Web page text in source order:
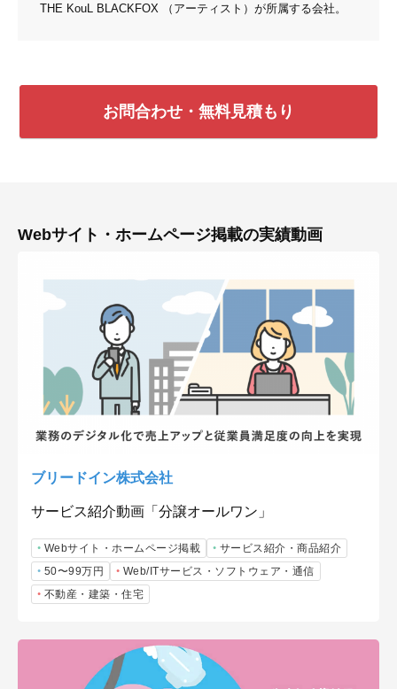
THE KouL BLACKFOX （アーティスト）が所属する会社。
お問合わせ・無料見積もり
Webサイト・ホームページ掲載の実績動画
ブリードイン株式会社
サービス紹介動画「分譲オールワン」
Webサイト・ホームページ掲載
サービス紹介・商品紹介
50〜99万円
Web/ITサービス・ソフトウェア・通信
不動産・建築・住宅